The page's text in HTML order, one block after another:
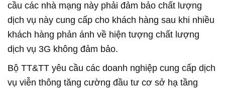
cầu các nhà mạng này phải đảm bảo chất lượng
dịch vụ này cung cấp cho khách hàng sau khi nhiều
khách hàng phản ánh về hiện tượng chất lượng
dịch vụ 3G không đảm bảo.
Bộ TT&TT yêu cầu các doanh nghiệp cung cấp dịch
vụ viễn thông tăng cường đầu tư cơ sở hạ tầng